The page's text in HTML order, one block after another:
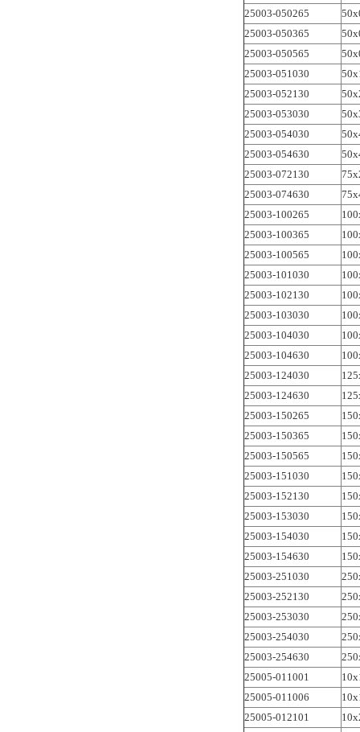
25003-050265
25003-050365
25003-050565
25003-051030
25003-052130
25003-053030
25003-054030
25003-054630
25003-072130
25003-074630
25003-100265
25003-100365
25003-100565
25003-101030
25003-102130
25003-103030
25003-104030
25003-104630
25003-124030
25003-124630
25003-150265
25003-150365
25003-150565
25003-151030
25003-152130
25003-153030
25003-154030
25003-154630
25003-251030
25003-252130
25003-253030
25003-254030
25003-254630
25005-011001
25005-011006
25005-012101